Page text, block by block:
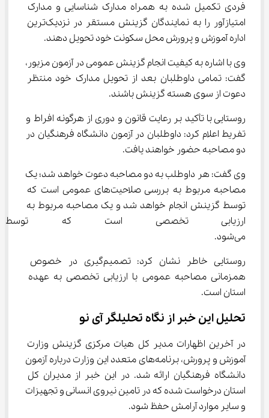
فردی تکمیل شده به همراه مدارک شناسایی و مدارک
امتیازآور را به نمایندگان گزینش مستقر در نزدیک‌ترین
اداره آموزش و پرورش محل سکونت خود تحویل دهند.
وی با اشاره به کیفیت انجام گزینش عمومی در آزمون مزبور،
گفت: تمامی داوطلبان بعد از تحویل مدارک خود منتظر
دعوت از سوی هسته گزینش باشند.
روستایی با تأکید بر رعایت قانون و دوری از هرگونه افراط و
تفریط اعلام کرد: داوطلبان در آزمون دانشگاه فرهنگیان در
دو مصاحبه حضور خواهند یافت.
وی گفت: هر داوطلب به دو مصاحبه دعوت خواهد شد؛ یک
مصاحبه مربوط به بررسی صلاحیت‌های عمومی است که
توسط گزینش انجام خواهد شد و یک مصاحبه مربوط به
ارزیابی تخصصی است که توسط
می‌شود.
روستایی خاطر نشان کرد: تصمیم‌گیری در خصوص
همزمانی مصاحبه عمومی با ارزیابی تخصصی به عهده
استان است.
تحلیل این خبر از نگاه تحلیلگر آی نو
در آخرین اظهارات مدیر کل هیات مرکزی گزینش وزارت
آموزش و پرورش، برنامه‌های متعدد این وزارت درباره آزمون
دانشگاه فرهنگیان ارائه شد. در این خبر از مدیران کل
استان درخواست شده که در تامین نیروی انسانی و تجهیزات
و سایر موارد آرامش حفظ شود.